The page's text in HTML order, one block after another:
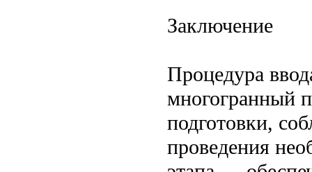
Заключение
Процедура
многогранный
подготовки,
проведения